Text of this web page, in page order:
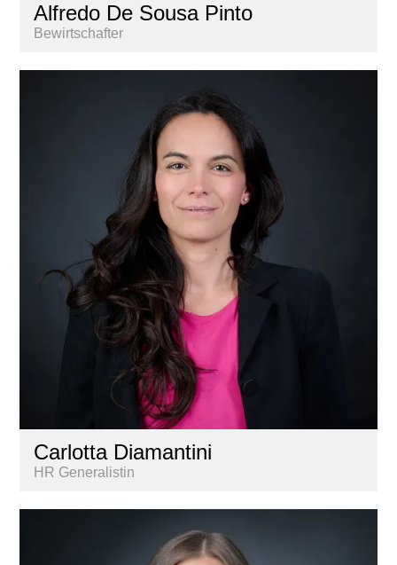
Alfredo De Sousa Pinto
Bewirtschafter
Carlotta Diamantini
HR Generalistin